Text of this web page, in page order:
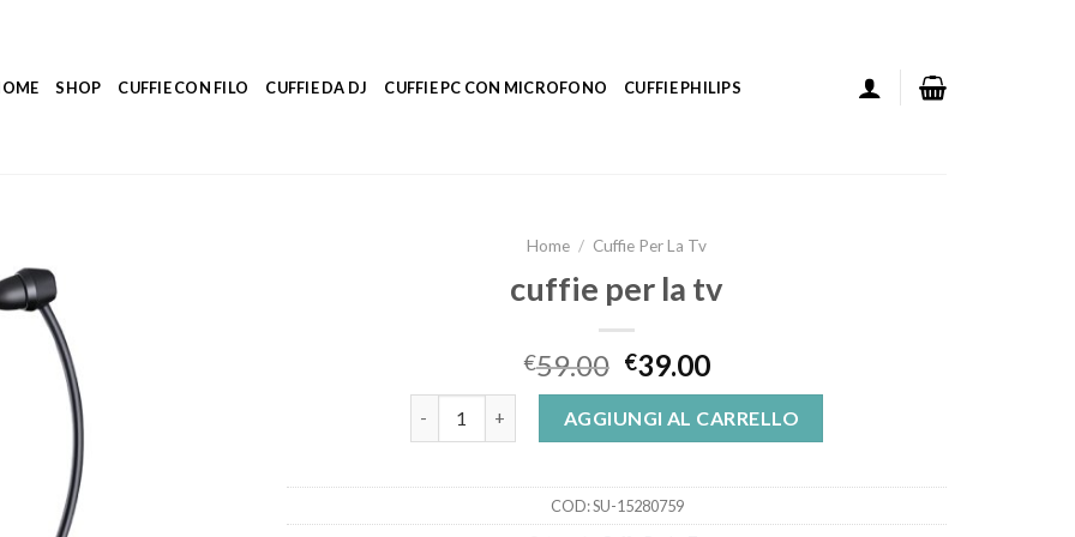
SHOP CUFFIE CON FILO CUFFIE DA DJ CUFFIE PC CON MICROFONO CUFFIE PHILIPS
Home / Cuffie Per La Tv
cuffie per la tv
€59.00 €39.00
AGGIUNGI AL CARRELLO
COD:SU-15280759